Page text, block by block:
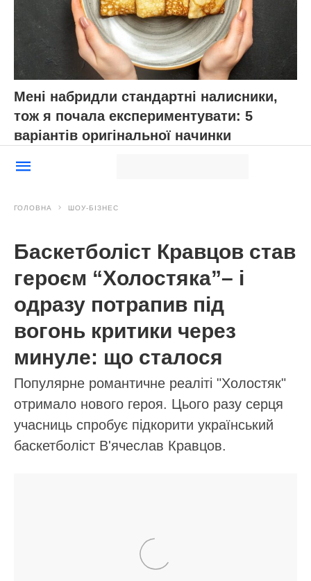
Мені набридли стандартні налисники,
тож я почала експериментувати: 5
варіантів оригінальної начинки